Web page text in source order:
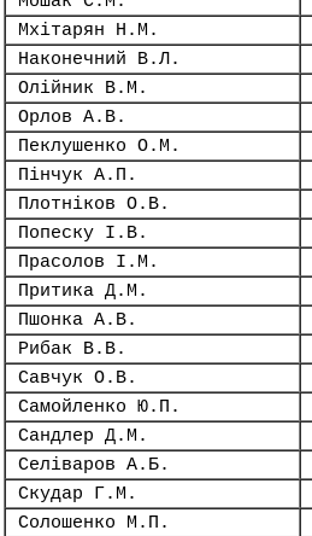
Мхітарян Н.М.
Наконечний В.Л.
Олійник В.М.
Орлов А.В.
Пеклушенко О.М.
Пінчук А.П.
Плотніков О.В.
Попеску І.В.
Прасолов І.М.
Притика Д.М.
Пшонка А.В.
Рибак В.В.
Савчук О.В.
Самойленко Ю.П.
Сандлер Д.М.
Селіваров А.Б.
Скудар Г.М.
Солошенко М.П.